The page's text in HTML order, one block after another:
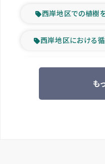
西岸地区での植樹
西岸地区における
ツア
緊
も